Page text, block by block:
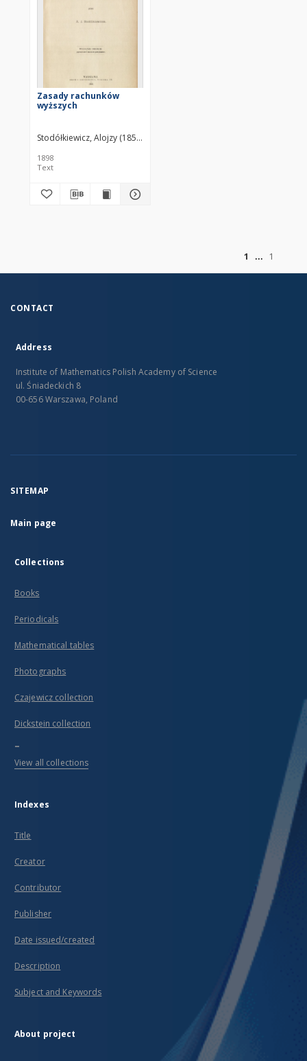
Zasady rachunków
wyższych
Stodółkiewicz, Alojzy (1856– )
1898
Text
1
1
CONTACT
Address
Institute of Mathematics Polish Academy of Science
ul. Śniadeckich 8
00-656 Warszawa, Poland
SITEMAP
Main page
Collections
Books
Periodicals
Mathematical tables
Photographs
Czajewicz collection
Dickstein collection
...
View all collections
Indexes
Title
Creator
Contributor
Publisher
Date issued/created
Description
Subject and Keywords
About project